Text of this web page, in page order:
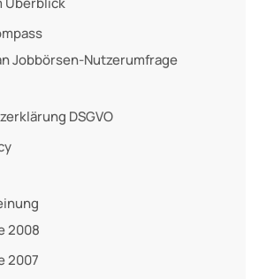
Jobbörsen-Nutzerumfrage
DSGVO
2008
2007